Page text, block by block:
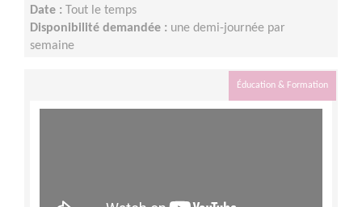
Date :
Tout le temps
Disponibilité demandée : une demi-journée par
semaine
Éducation & Formation